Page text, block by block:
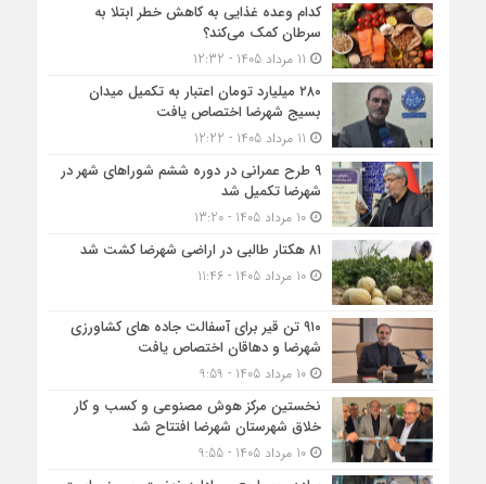
کدام وعده غذایی به کاهش خطر ابتلا به
سرطان کمک می‌کند؟
۲۸۰ میلیارد تومان اعتبار به تکمیل میدان
بسیج شهرضا اختصاص یافت
۹ طرح عمرانی در دوره ششم شوراهای شهر در
شهرضا تکمیل شد
10 مرداد 1405 - 13:20
۸۱ هکتار طالبی در اراضی شهرضا کشت شد
10 مرداد 1405 - 11:46
۹۱۰ تن قیر برای آسفالت جاده های کشاورزی
شهرضا و دهاقان اختصاص یافت
10 مرداد 1405 - 9:59
نخستین مرکز هوش مصنوعی و کسب‌ و کار
خلاق شهرستان شهرضا افتتاح شد
10 مرداد 1405 - 9:55